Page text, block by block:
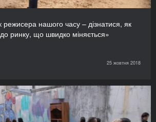
режисера нашого часу – дізнатися, як
ринку, що швидко міняється»
25 жовтня 2018